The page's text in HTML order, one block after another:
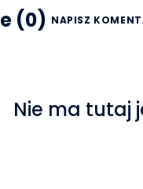
(0) NAPISZ
Nie ma tutaj